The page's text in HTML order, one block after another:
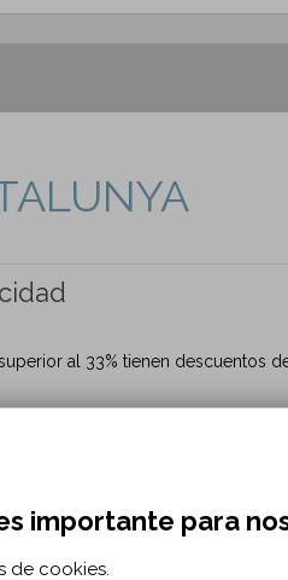
al 33% tienen descuentos
de accesibilidad
importante para
de cookies.